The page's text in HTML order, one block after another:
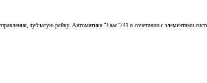
зубчатую рейку. Автоматика “Faac”741 в сочетании с элементами